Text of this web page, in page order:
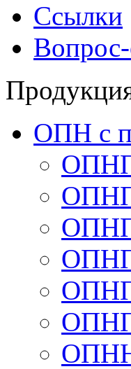
Ссылки
Вопрос-
ОПН с